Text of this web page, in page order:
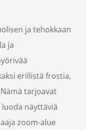
ja tehokkaan
ja
erillistä frostia,
tarjoavat
näyttäviä
zoom-alue